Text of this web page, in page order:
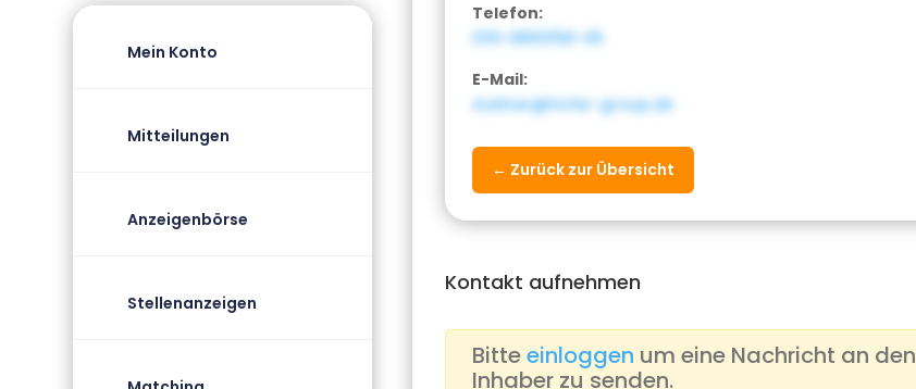
Mein Konto
Mitteilungen
Anzeigenbörse
Stellenanzeigen
Telefon:
030-8800158-45
E-Mail:
d.eitner@hofer-group.de
← Zurück zur Übersicht
Kontakt aufnehmen
Bitteeinloggen um eine Nachricht an den
Inhaber zu senden.